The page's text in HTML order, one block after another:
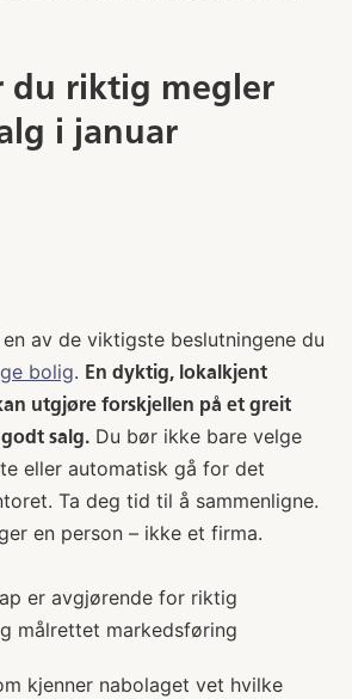
du riktig megler
i januar
av de viktigste beslutningene du
bolig. En dyktig, lokalkjent
utgjøre forskjellen på et greit
salg.Du bør ikke bare velge
eller automatisk gå for det
Ta deg tid til å sammenligne.
en person – ikke et firma.
er avgjørende for riktig
målrettet markedsføring
kjenner nabolaget vet hvilke